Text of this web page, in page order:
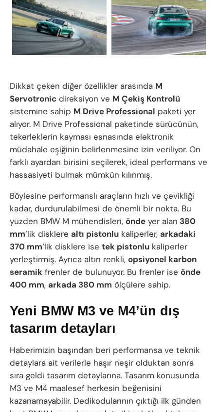
Dikkat çeken diğer özellikler arasında M
Servotronic direksiyon ve M Çekiş Kontrolü
sistemine sahip M Drive Professional paketi yer
alıyor. M Drive Professional paketinde sürücünün,
tekerleklerin kayması esnasında elektronik
müdahale eşiğinin belirlenmesine izin veriliyor. On
farklı ayardan birisini seçilerek, ideal performans ve
hassasiyeti bulmak mümkün kılınmış.
Böylesine performanslı araçların hızlı ve çevikliği
kadar, durdurulabilmesi de önemli bir nokta. Bu
yüzden BMW M mühendisleri, önde yer alan 380
mm‘lik disklere altı pistonlu kaliperler, arkadaki
370 mm‘lik disklere ise tek pistonlu kaliperler
yerleştirmiş. Ayrıca altın renkli, opsiyonel karbon
seramik frenler de bulunuyor. Bu frenler ise önde
400 mm, arkada 380 mm ölçülere sahip.
Yeni BMW M3 ve M4’ün dış
tasarım detayları
Haberimizin başından beri performansa ve teknik
detaylara ait verilerle haşır neşir olduktan sonra
sıra geldi tasarım detaylarına. Tasarım konusunda
M3 ve M4 maalesef herkesin beğenisini
kazanamayabilir. Dedikodularının çıktığı ilk günden